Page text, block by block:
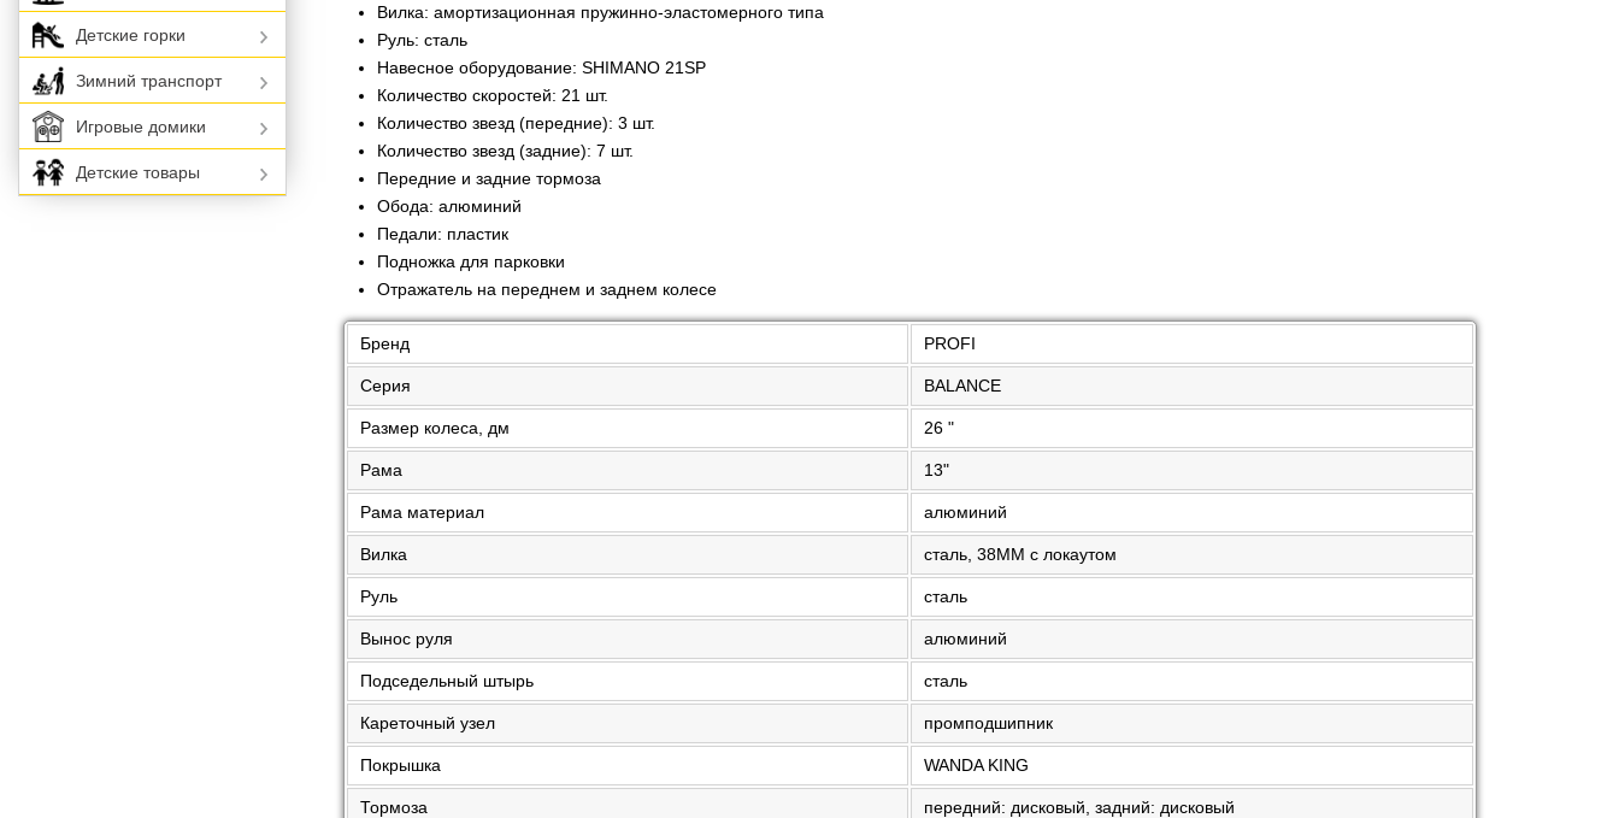
Вилка: амортизационная пружинно-эластомерного типа
Руль: сталь
Навесное оборудование: SHIMANO 21SP
Количество скоростей: 21 шт.
Количество звезд (передние): 3 шт.
Количество звезд (задние): 7 шт.
Передние и задние тормоза
Обода: алюминий
Педали: пластик
Подножка для парковки
Отражатель на переднем и заднем колесе
Бренд PROFI
Серия BALANCE
Размер колеса, дм 26 "
Рама 13"
Рама материал алюминий
Вилка сталь, 38MM с локаутом
Руль сталь
Вынос руля алюминий
Подседельный штырь сталь
Кареточный узел промподшипник
Покрышка WANDA KING
Тормоза передний: дисковый, задний: дисковый
Детские горки
Зимний транспорт
Игровые домики
Детские товары